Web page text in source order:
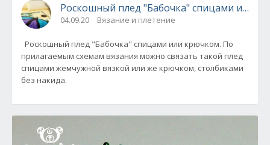
Роскошный плед "Бабочка" спицами или
04.09.20 Вязание и плетение
Роскошный плед "Бабочка" спицами или крючком. По
прилагаемым схемам вязания можно связать такой плед
спицами жемчужной вязкой или же крючком, столбиками
без накида.